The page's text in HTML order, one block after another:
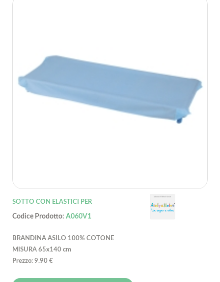
SOTTO CON ELASTICI PER
Codice Prodotto: A060V1
BRANDINA ASILO 100% COTONE
MISURA 65x140 cm
Prezzo: 9.90 €